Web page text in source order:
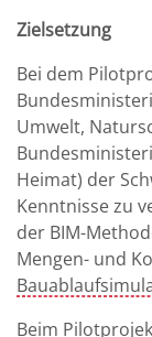
Zielsetzung
Bei dem
Umwelt,
Heimat) der
Kenntnisse zu
der BIM-
Mengen- und
Beim